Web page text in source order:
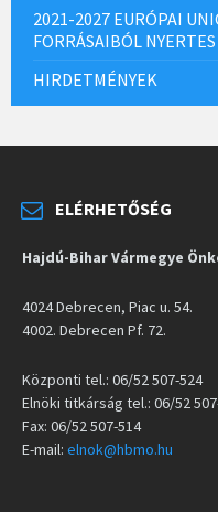
2021-2027 EURÓPAI
FORRÁSAIBÓL
HIRDETMÉNYEK
ELÉRHETŐSÉG
Hajdú-Bihar Vármegye
4024 Debrecen, Piac u. 54.
4002. Debrecen Pf. 72.
Központi tel.: 06/52 507-524
Elnöki titkárság tel.: 06/52
Fax: 06/52 507-514
E-mail: elnok@hbmo.hu